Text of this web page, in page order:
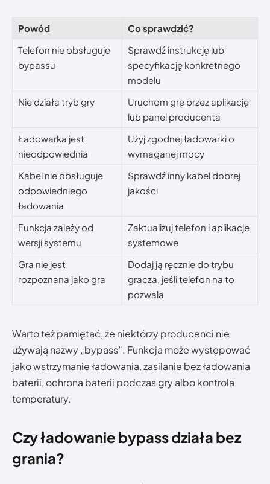
Powód
Co sprawdzić?
Telefon nie obsługuje
bypassu
Sprawdź instrukcję lub
specyfikację konkretnego
modelu
Nie działa tryb gry
Uruchom grę przez aplikację
lub panel producenta
Ładowarka jest
nieodpowiednia
Użyj zgodnej ładowarki o
wymaganej mocy
Kabel nie obsługuje
odpowiedniego
ładowania
Sprawdź inny kabel dobrej
jakości
Funkcja zależy od
wersji systemu
Zaktualizuj telefon i aplikacje
systemowe
Gra nie jest
rozpoznana jako gra
Dodaj ją ręcznie do trybu
gracza, jeśli telefon na to
pozwala
Warto też pamiętać, że niektórzy producenci nie
używają nazwy „bypass”. Funkcja może występować
jako wstrzymanie ładowania, zasilanie bez ładowania
baterii, ochrona baterii podczas gry albo kontrola
temperatury.
Czy ładowanie bypass działa bez
grania?